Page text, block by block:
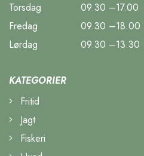
Torsdag
09.30 –17.00
Fredag
09.30 –18.00
Lørdag
09.30 –13.30
KATEGORIER
Fritid
Jagt
Fiskeri